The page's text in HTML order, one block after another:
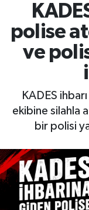
polise
ve
KADES
ekibine silahla
bir polisi